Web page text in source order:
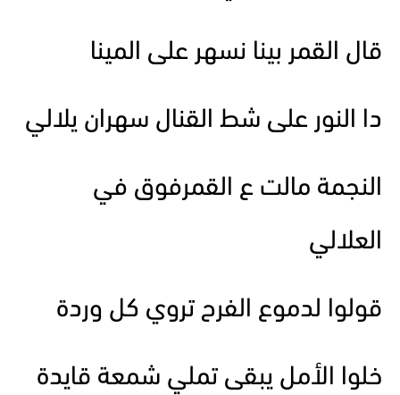
قال القمر بينا نسهر على المينا
دا النور على شط القنال سهران يلالي
النجمة مالت ع القمرفوق في
العلالي
قولوا لدموع الفرح تروي كل وردة
خلوا الأمل يبقى تملي شمعة قايدة